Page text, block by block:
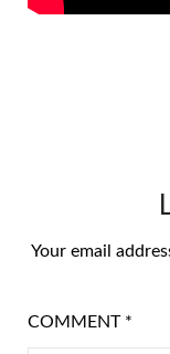
Your email
COMMENT *